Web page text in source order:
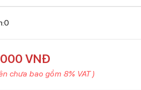
0
VNĐ
chưa bao gồm 8% VAT )